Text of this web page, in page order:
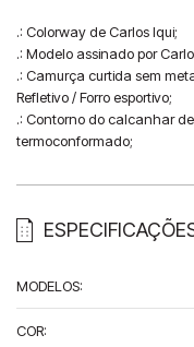
.: Colorway de Carlos Iqui;
.: Modelo assinado por
.: Camurça curtida sem
Refletivo / Forro esportivo;
.: Contorno do calcanhar
termoconformado;
MODELOS:
COR: